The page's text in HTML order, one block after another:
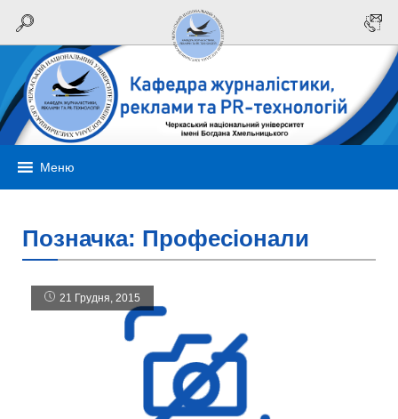
Меню
Позначка: Професіонали
21 Грудня, 2015